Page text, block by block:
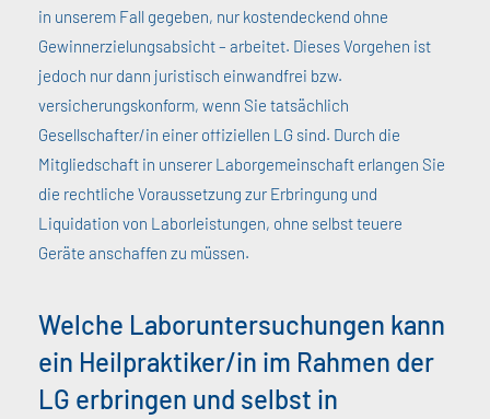
in unserem Fall gegeben, nur kostendeckend ohne
Gewinnerzielungsabsicht – arbeitet. Dieses Vorgehen ist
jedoch nur dann juristisch einwandfrei bzw.
versicherungskonform, wenn Sie tatsächlich
Gesellschafter/in einer offiziellen LG sind. Durch die
Mitgliedschaft in unserer Laborgemeinschaft erlangen Sie
die rechtliche Voraussetzung zur Erbringung und
Liquidation von Laborleistungen, ohne selbst teuere
Geräte anschaffen zu müssen.
Welche Laboruntersuchungen kann
ein Heilpraktiker/in im Rahmen der
LG erbringen und selbst in